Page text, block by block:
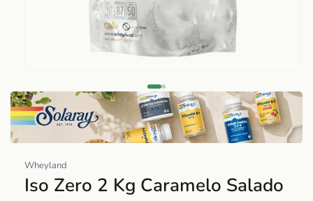
elemento
multimedia
1
en
ventana
modal
Wheyland
Iso Zero 2 Kg Caramelo Salado